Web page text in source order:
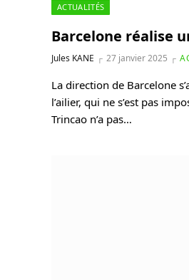
ACTUALITÉS
Barcelone réalise
Jules KANE 27 janvier 2025
La direction de Barcelone
l’ailier, qui ne s’est pas
Trincao n’a pas…